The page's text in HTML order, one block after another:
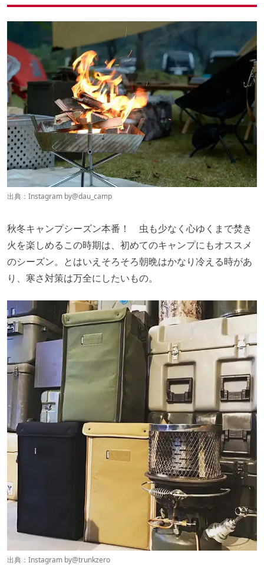
出典：Instagram by@dau_camp
秋冬キャンプシーズン本番！ 虫も少なく心ゆくまで焚き
火を楽しめるこの時期は、初めてのキャンプにもオススメ
のシーズン。とはいえそろそろ朝晩はかなり冷える時があ
り、寒さ対策は万全にしたいもの。
出典：Instagram by@trunkzero